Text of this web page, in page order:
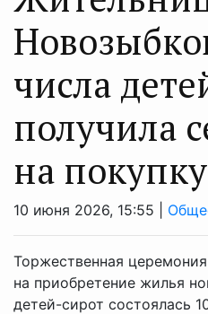
числа
получила
на
10 июня 2026, 15:55 |
Торжественная
на приобретение жилья
детей-сирот состоялась